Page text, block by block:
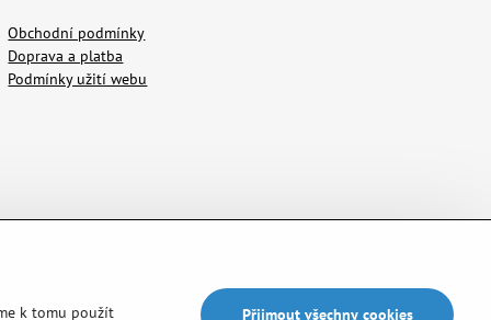
Obchodní podmínky
Doprava a platba
Podmínky užití webu
k tomu použít Přijmout všechny cookies